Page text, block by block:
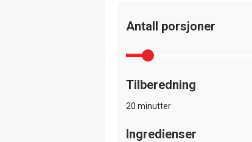
Antall porsjoner
Tilberedning
20 minutter
Ingredienser